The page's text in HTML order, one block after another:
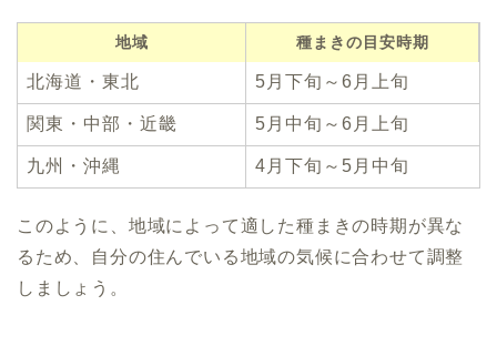
地域 種まきの目安時期
北海道・東北 5月下旬～6月上旬
関東・中部・近畿 5月中旬～6月上旬
九州・沖縄 4月下旬～5月中旬
このように、地域によって適した種まきの時期が異な
るため、自分の住んでいる地域の気候に合わせて調整
しましょう。